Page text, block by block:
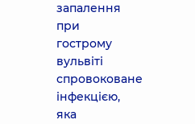
запалення
при
гострому
вульвіті
спровоковане
інфекцією,
яка